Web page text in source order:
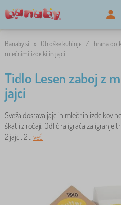
Banaby.si » Otroške kuhinje / hrana do
mlečnimi izdelki in jajci
Tidlo Lesen zaboj z
jajci
Sveža dostava jajc in mlečnih izdelkov
škatli z ročaji. Odlična igrača za igranje
2 jajci, 2 .. več